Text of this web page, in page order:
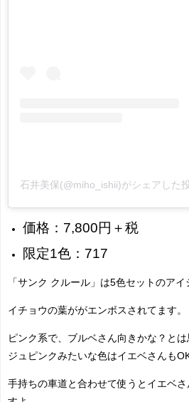
石井美保(@miho_ishii)がシェアした
価格：7,800円＋税
限定1色：717
「サンク クルール」は5色セットのアイ
イチョウの葉ががエンボスされてます。
ピンク系で、ブルベさん向きかな？と
ジュピンクみたいな色はイエベさんも
手持ちの車道と合わせて使うとイエベ